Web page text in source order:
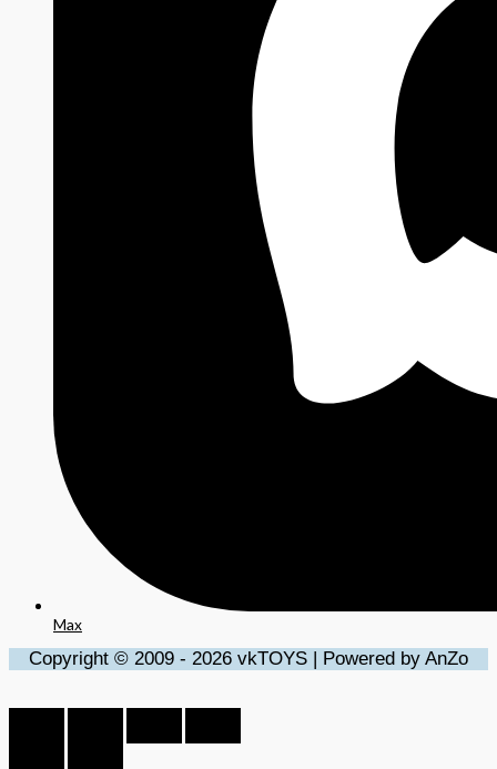
Max
Copyright © 2009 - 2026 vkTOYS | Powered by AnZo